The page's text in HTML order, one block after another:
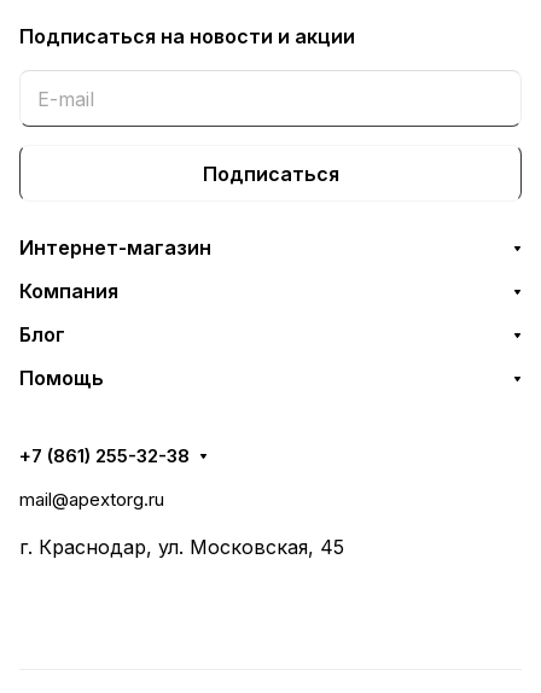
Подписаться на новости и акции
Подписаться
Интернет-магазин
Компания
Блог
Помощь
+7 (861) 255-32-38
mail@apextorg.ru
г. Краснодар, ул. Московская, 45